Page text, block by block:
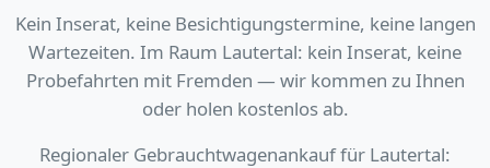
Kein Inserat, keine Besichtigungstermine, keine langen
Wartezeiten. Im Raum Lautertal: kein Inserat, keine
Probefahrten mit Fremden — wir kommen zu Ihnen
oder holen kostenlos ab.
Regionaler Gebrauchtwagenankauf für Lautertal: